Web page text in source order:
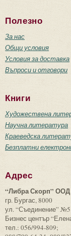
Полезно
За нас
Общи условия
Условия за доставка
Въпроси и отговори
Книги
Художествена
Научна литература
Краеведска
Безплатни
Адрес
“Либра Скорп” ООД
гр. Бургас, 8000
ул. “Съединение” №5
Бизнес център
тел.: 056/994-809;